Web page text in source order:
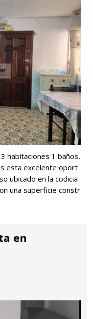
habitaciones 1 baños,
esta excelente oport
ubicado en la codicia
una superficie constr
en